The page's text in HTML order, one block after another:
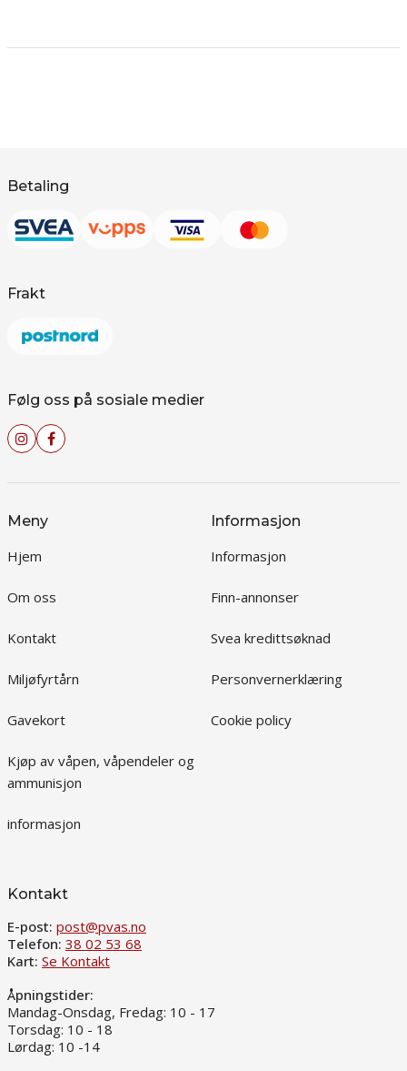
Betaling
Frakt
Følg oss på sosiale medier
Meny
Hjem
Om oss
Kontakt
Miljøfyrtårn
Gavekort
Kjøp av våpen, våpendeler og
ammunisjon
informasjon
Informasjon
Informasjon
Finn-annonser
Svea kredittsøknad
Personvernerklæring
Cookie policy
Kontakt
E-post: post@pvas.no
Telefon: 38 02 53 68
Kart: Se Kontakt
Åpningstider:
Mandag-Onsdag, Fredag: 10 - 17
Torsdag: 10 - 18
Lørdag: 10 -14